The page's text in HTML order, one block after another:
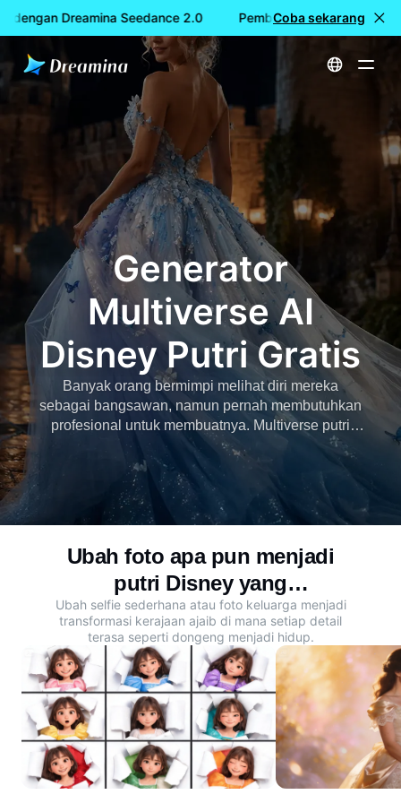
dengan Dreamina Seedance 2.0 Pembuatan video GRATIS
Coba sekarang
Beranda Membuat Generator Multiverse AI Disney Putri Gratis
Generator
Multiverse AI
Disney Putri Gratis
Banyak orang bermimpi melihat diri mereka
sebagai bangsawan, namun pernah membutuhkan
profesional untuk membuatnya. Multiverse putri
Disney sekarang menjadi kenyataan dengan
Dreamina, yang mengubah foto apa pun menjadi
beberapa gaya putri dongeng dalam hitungan detik.
Coba sekarang.
Ubah foto apa pun menjadi
putri Disney yang
menakjubkan
Ubah selfie sederhana atau foto keluarga menjadi
transformasi kerajaan ajaib di mana setiap detail
terasa seperti dongeng menjadi hidup.